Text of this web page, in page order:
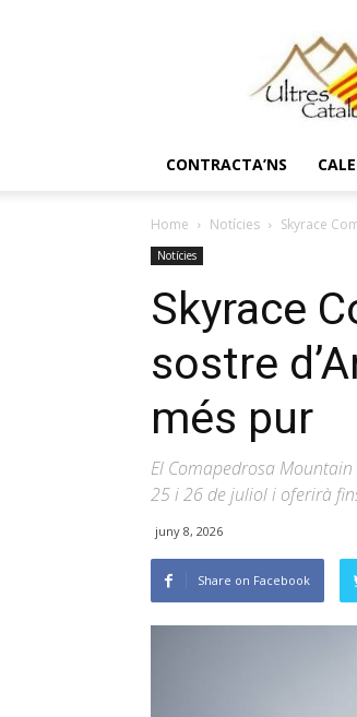
CONTRACTA’NS
Home Notícies Skyrace
Notícies
Skyrace
sostre
més pur
El Comapedrosa
25 i 26 de juliol i oferirà
juny 8, 2026
Share on Facebook